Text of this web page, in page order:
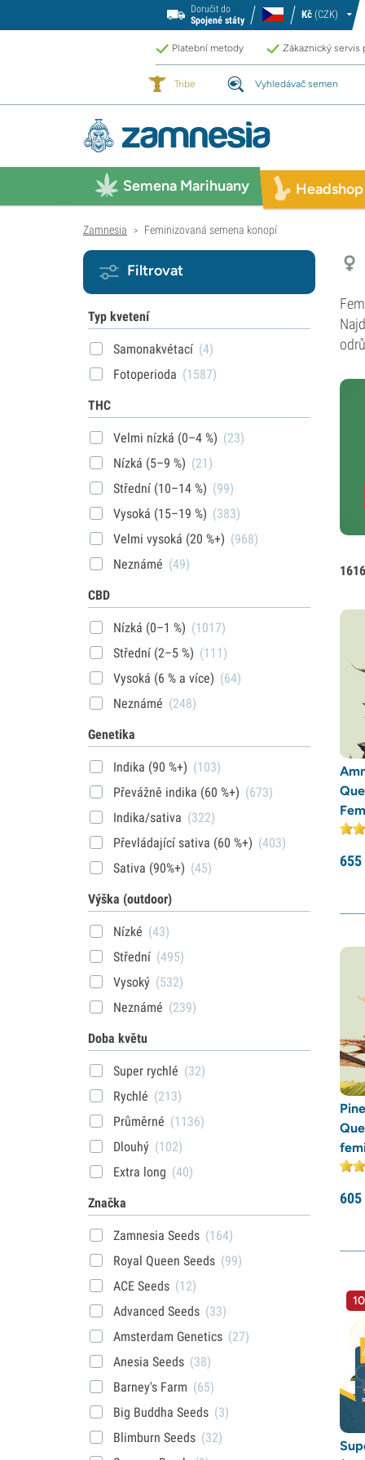
Doručit do
Spojené státy
Kč (CZK)
Platební metody Zákaznický servis
Tribe Vyhledávač semen
Semena Marihuany Headshop
Zamnesia > Feminizovaná semena konopí
655
605
Filtrovat
Typ kvetení
Samonakvétací (4)
Fotoperioda (1587)
THC
Velmi nízká (0–4 %) (23)
Nízká (5–9 %) (21)
Střední (10–14 %) (99)
Vysoká (15–19 %) (383)
Velmi vysoká (20 %+) (968)
Neznámé (49)
CBD
Nízká (0–1 %) (1017)
Střední (2–5 %) (111)
Vysoká (6 % a více) (64)
Neznámé (248)
Genetika
Indika (90 %+) (103)
Převážně indika (60 %+) (673)
Indika/sativa (322)
Převládající sativa (60 %+) (403)
Sativa (90%+) (45)
Výška (outdoor)
Nízké (43)
Střední (495)
Vysoký (532)
Neznámé (239)
Doba květu
Super rychlé (32)
Rychlé (213)
Průměrné (1136)
Dlouhý (102)
Extra long (40)
Značka
Zamnesia Seeds (164)
Royal Queen Seeds (99)
ACE Seeds (12)
Advanced Seeds (33)
Amsterdam Genetics (27)
Anesia Seeds (38)
Barney's Farm (65)
Big Buddha Seeds (3)
Blimburn Seeds (32)